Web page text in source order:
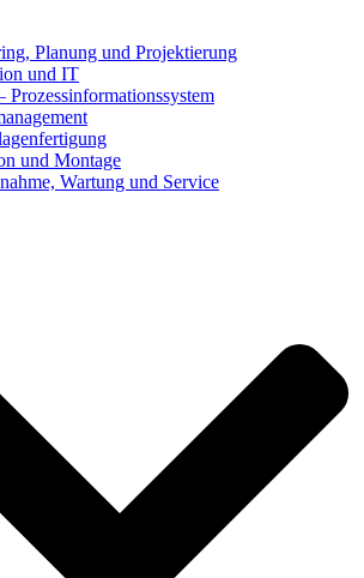
Planung und Projektierung
und IT
Prozessinformationssystem
und Montage
Wartung und Service